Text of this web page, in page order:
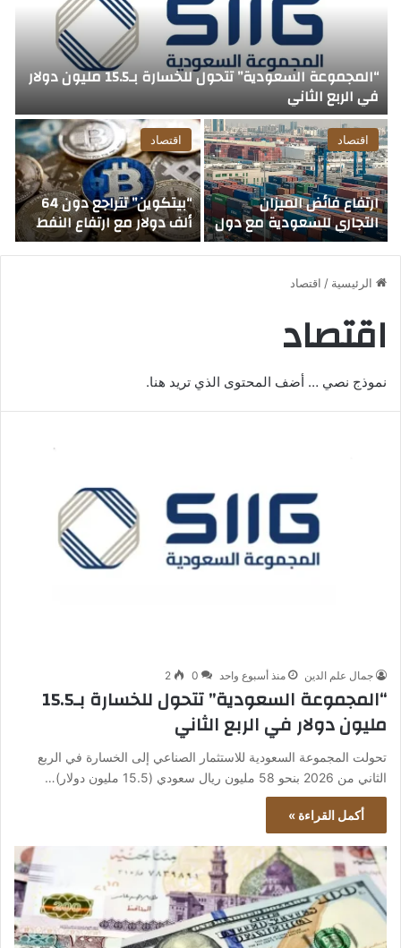
“المجموعة السعودية” تتحول للخسارة بـ15.5 مليون دولار
في الربع الثاني
اقتصاد
ارتفاع فائض الميزان
التجاري للسعودية مع دول
الخليج 11.3% خلال 5 أشهر
اقتصاد
“بيتكوين” تتراجع دون 64
ألف دولار مع ارتفاع النفط
وترقب مسار الفائدة
الأمريكية
الرئيسية / اقتصاد
اقتصاد
نموذج نصي … أضف المحتوى الذي تريد هنا.
جمال علم الدين منذ أسبوع واحد 0
2
“المجموعة السعودية” تتحول للخسارة بـ15.5
مليون دولار في الربع الثاني
تحولت المجموعة السعودية للاستثمار الصناعي إلى الخسارة في الربع
الثاني من 2026 بنحو 58 مليون ريال سعودي (15.5 مليون دولار)…
أكمل القراءة »